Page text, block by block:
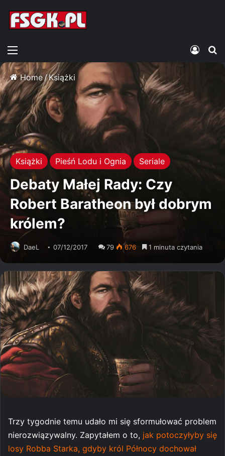
Home/Książki
Książki Pieśń Lodu i Ognia Seriale
Debaty Małej Rady: Czy
Robert Baratheon był dobrym
królem?
DaeL 07/12/2017 79 676 1 minuta czytania
Trzy tygodnie temu udało mi się sformułować problem
nierozwiązywalny. Zapytałem o to, jak potoczyłyby się
losy Robba Starka, gdyby król Północy dochował